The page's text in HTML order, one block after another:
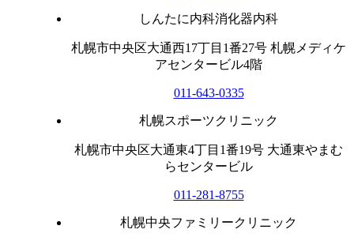
しんたに内科消化器内科
札幌市中央区大通西17丁目1番27号 札幌メディケ
アセンタービル4階
011-643-0335
札幌スポーツクリニック
札幌市中央区大通東4丁目1番19号 大通東やまむ
らセンタービル
011-281-8755
札幌中央ファミリークリニック